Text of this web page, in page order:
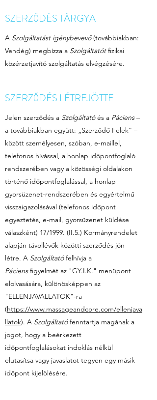
SZERZŐDÉS TÁRGYA
A Szolgáltatást igénybevevő(továbbiakban:
Vendég) megbízza a Szolgáltatótfizikai
közérzetjavító szolgáltatás elvégzésére.
SZERZŐDÉS LÉTREJÖTTE
Jelen szerződés a Szolgáltatóés a Páciens–
a továbbiakban együtt: „Szerződő Felek” –
között személyesen, szóban, e-maillel,
telefonos hívással, a honlap időpontfoglaló
rendszerében vagy a közösségi oldalakon
történő időpontfoglalással, a honlap
gyorsüzenet-rendszerében és egyértelmű
visszaigazolásával (telefonos időpont
egyeztetés, e-mail, gyorsüzenet küldése
válaszként) 17/1999. (II.5.) Kormányrendelet
alapján távollévők közötti szerződés jön
létre. A Szolgáltatófelhívja a
Páciensfigyelmét az "GY.I.K." menüpont
elolvasására, különösképpen az
"ELLENJAVALLATOK"-ra
(https://www.massageandcore.com/ellenjava
llatok). A Szolgáltatófenntartja magának a
jogot, hogy a beérkezett
időpontfoglalásokat indoklás nélkül
elutasítsa vagy javaslatot tegyen egy másik
időpont kijelölésére.